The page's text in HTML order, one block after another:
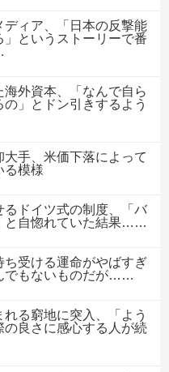
ィア、「日本の反撃能
というストーリーで番
外資本、「なんで自ら
」とドン引きするよう
手、米価下落によって
る模様
ドイツ式の制度、「バ
と自惚れていた結果……
受ける運命がやばすぎ
でもないものだが……
る窮地に突入、「よう
良さに感心する人が続